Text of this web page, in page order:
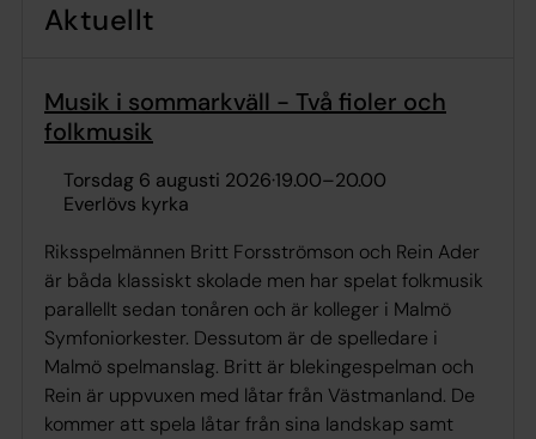
Aktuellt
Musik i sommarkväll - Två fioler och
folkmusik
torsdag 6 augusti 2026·19.00–20.00
Everlövs kyrka
Riksspelmännen Britt Forsströmson och Rein Ader
är båda klassiskt skolade men har spelat folkmusik
parallellt sedan tonåren och är kolleger i Malmö
Symfoniorkester. Dessutom är de spelledare i
Malmö spelmanslag. Britt är blekingespelman och
Rein är uppvuxen med låtar från Västmanland. De
kommer att spela låtar från sina landskap samt